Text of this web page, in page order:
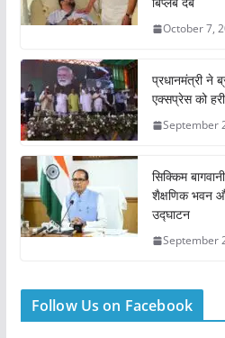
October 7,
प्रधानमंत्री ने
एक्सप्रेस को
September
सिक्किम
शैक्षणिक भवन
उद्घाटन
September
Follow Us on Facebook